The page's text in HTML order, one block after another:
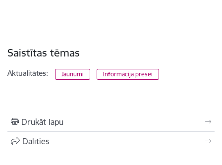
Saistītas tēmas
Aktualitātes: Jaunumi Informācija presei
Drukāt lapu
Dalīties